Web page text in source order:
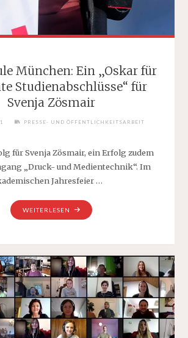
München: Ein „Oskar für
Studienabschlüsse“ für
Svenja Zösmair
PRESSE- UND ÖFFENTLICHKEITSARBEIT
für Svenja Zösmair, ein Erfolg zudem
„Druck- und Medientechnik“. Im
Jahresfeier …
WEITERLESEN
"HOCHSCHULE
MÜNCHEN:
„OSKAR
FÜR
EXZELLENTE
STUDIENABSCHLÜSSE“
FÜR
SVENJA
ZÖSMAIR"